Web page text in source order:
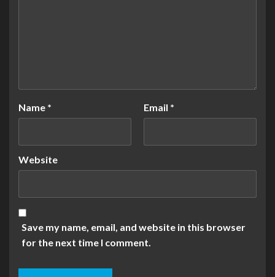
Name * Email *
Website
Save my name, email, and website in this browser
for the next time I comment.